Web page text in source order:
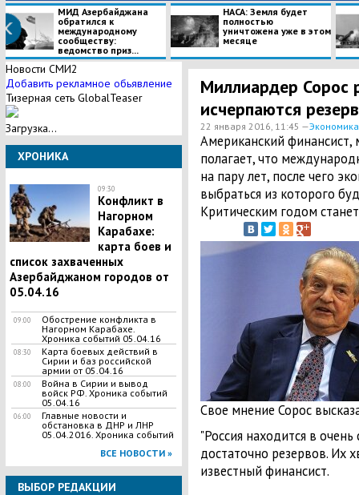
МИД Азербайджана
обратился к
международному
сообществу:
ведомство приз...
НАСА: Земля будет
полностью
уничтожена уже в этом
месяце
Новости СМИ2
Добавить рекламное обьявление
Тизерная сеть GlobalTeaser
Загрузка...
ХРОНИКА
09:30
Конфликт в
Нагорном
Карабахе:
карта боев и
список захваченных
Азербайджаном городов от
05.04.16
09:00
Обострение конфликта в
Нагорном Карабахе.
Хроника событий 05.04.16
08:30
Карта боевых действий в
Сирии и баз российской
армии от 05.04.16
08:00
Война в Сирии и вывод
войск РФ. Хроника событий
05.04.16
06:00
Главные новости и
обстановка в ДНР и ЛНР
05.04.2016. Хроника событий
ВСЕ НОВОСТИ »
ВЫБОР РЕДАКЦИИ
Миллиардер Сорос
исчерпаются
22 января 2016, 11:45 —Экономика
Американский
полагает, что
на пару лет, после чего
выбраться из которого
Критическим годом
Свое мнение Сорос
"Россия находится в
достаточно резервов. Их
известный финансист.